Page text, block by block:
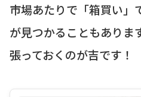
市場あたりで「箱買い」
が見つかることもありま
張っておくのが吉です！